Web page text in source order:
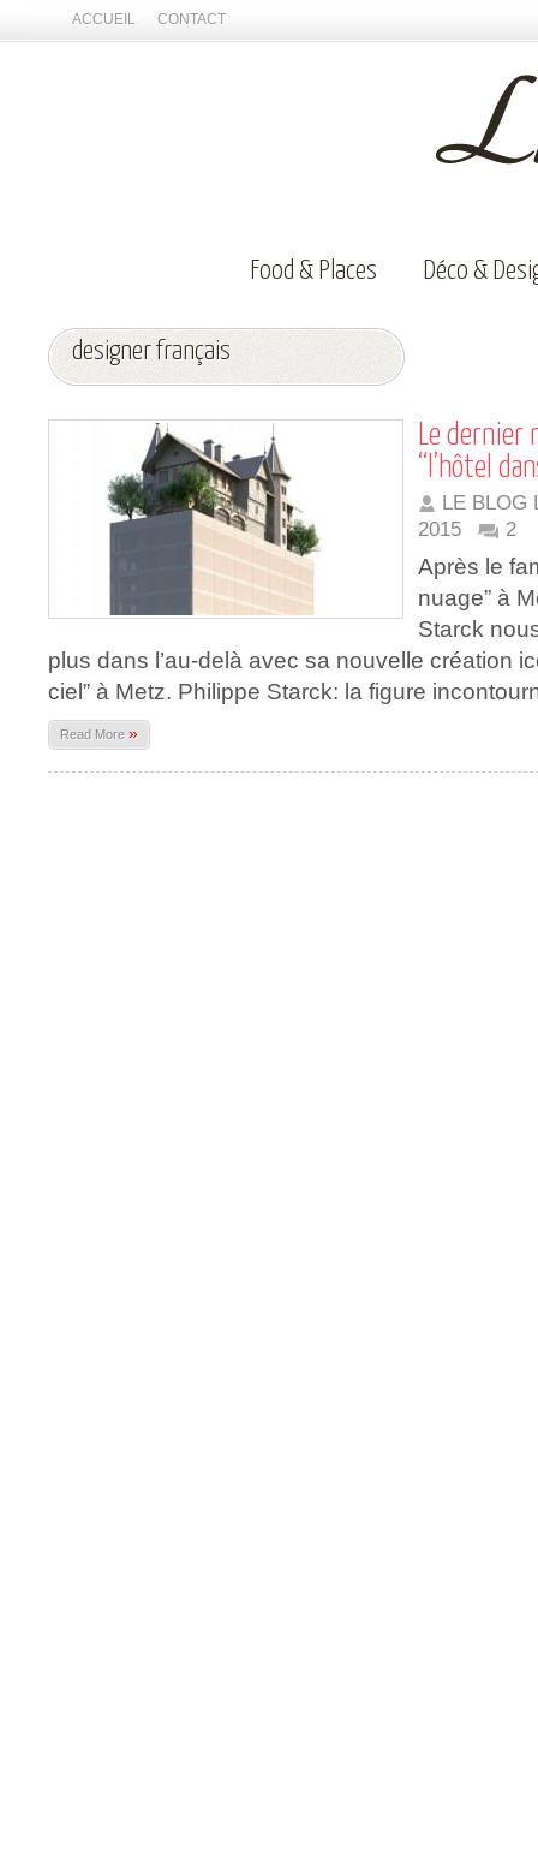
ACCUEIL CONTACT
Food & Places Déco &
designer français
Le dernier
“l’hôtel
LE BLOG
2015
2
Après le
nuage” à
Starck
plus dans l’au-delà avec sa nouvelle création
ciel” à Metz. Philippe Starck: la figure
Read More »